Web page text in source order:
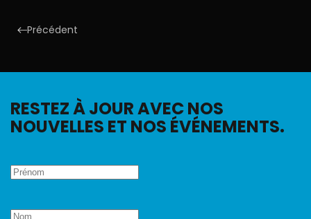
Précédent
RESTEZ À JOUR AVEC NOS
NOUVELLES ET NOS ÉVÉNEMENTS.